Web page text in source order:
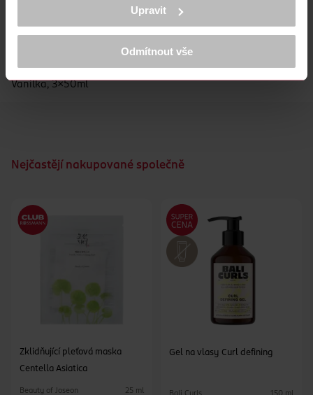
K provozu stránek, personalizaci obsahu a reklam, funkcí sociálních
médií, analýze návštěvnosti, které mohou nést osobní údaje.
Více najdete vprohlášení o ochraně osobních údajů.
Děkujeme za pochopení. >více o cookies<
Upravit
Odmítnout vše
kabelky i na pracovní stůl. Hydratují a vyživují pokožku,
dlouhotrvající vůni. Bez parabenů, silikonů a ftalátů.
Veganské a Cruelty free.
Vanilka, 3x50ml
Nejčastějí nakupované společně
Zklidňující pleťová maska
Centella Asiatica
Beauty of Joseon 25 ml
Gel na vlasy Curl defining